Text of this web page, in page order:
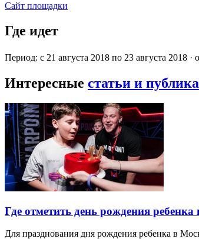
Сайт площадки
Где идет
Период: с 21 августа 2018 по 23 августа 2018 ·
Интересные статьи и
Где отметить день рождения
Для празднования дня рождения ребенка в